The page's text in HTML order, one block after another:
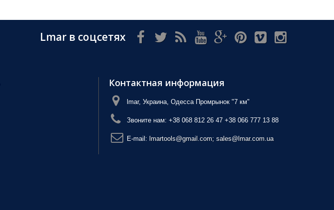
Lmar в соцсетях
Контактная информация
lmar, Украина, Одесса Промрынок "7 км"
Звоните нам: +38 068 812 26 47 +38 066 777 13 88
E-mail: lmartools@gmail.com; sales@lmar.com.ua